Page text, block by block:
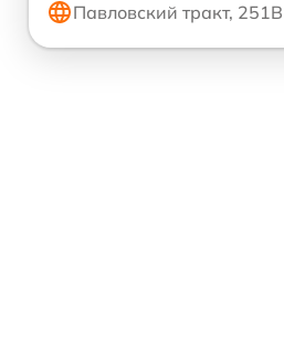
Павловский тракт, 251В